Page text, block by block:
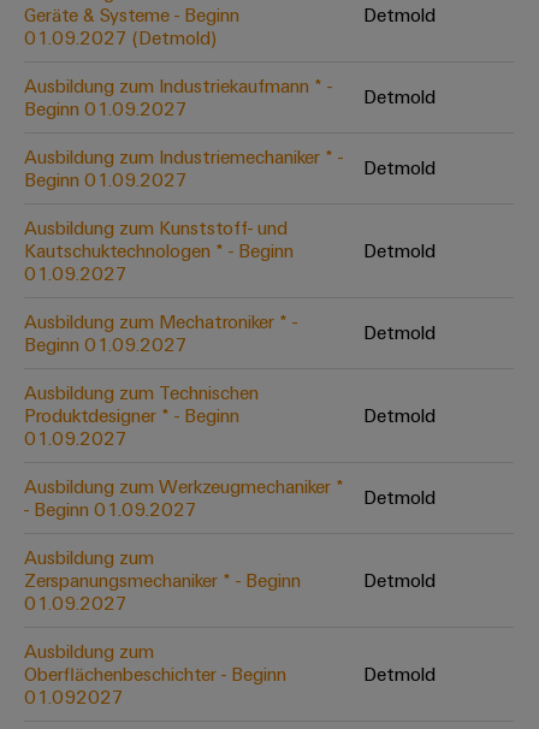
Verbindungslösungen
für
Konventionelle
Zukunftssicherheit
für
Energieerzeugung
Maschinenbau
für
verschiedene
der
Maschinen
und
Öl
&
Gas
Sicherer
mit
vernetzten
Lösungen
Systeme
und
Lösungen
Automatisierung
Energiemanagement-
Lösungen
&
Software
Industrial
Analytics
Automation
Industrial
IoT
Industrial
Elektronikgehäuse
Blitz-
und
Überspannungsschutz
Generatoranschlusskasten
Feldbusverteiler
&
Software
Steuerungen
Systeme
Industrial
Ethernet
Touch-
Technischer
Support
Umweltbezogene
Produktkonformität
Engineering
Technische
Produktkataloge
Reparatur
Ersatzteile
Trainings
und
Webinare
PSIRT
Digitale
Bestellmöglichkeiten
Fachpressemeldungen
Pressekontakt
Unsere
Partner
IIoT
Automation
Netzwerk
IIoT
and
Automation
Solution
Partner
finden
Solution
Partner
Offene
Ausbildungs-
und
Veranstaltungen
Aktuelle
Termine
für
Schulklassen
Geräte & Systeme - Beginn
01.09.2027 (Detmold)
Detmold
Ausbildung zum Industriekaufmann * -
Beginn 01.09.2027
Detmold
Ausbildung zum Industriemechaniker * -
Beginn 01.09.2027
Detmold
Ausbildung zum Kunststoff- und
Kautschuktechnologen * - Beginn
01.09.2027
Detmold
Ausbildung zum Mechatroniker * -
Beginn 01.09.2027
Detmold
Ausbildung zum Technischen
Produktdesigner * - Beginn
01.09.2027
Detmold
Ausbildung zum Werkzeugmechaniker *
- Beginn 01.09.2027
Detmold
Ausbildung zum
Zerspanungsmechaniker * - Beginn
01.09.2027
Detmold
Ausbildung zum
Oberflächenbeschichter - Beginn
01.092027
Detmold